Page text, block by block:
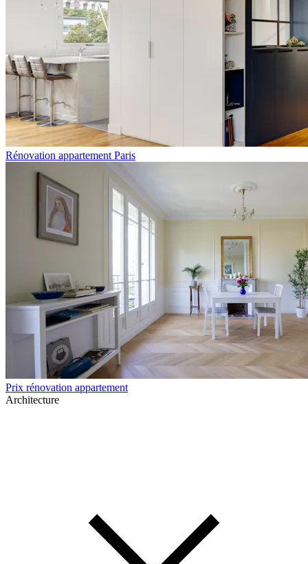
Rénovation appartement Paris
Prix rénovation appartement
Architecture